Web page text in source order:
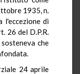
1935, n.
l'eccezione di
26 del D.P.R.
che
24 aprile